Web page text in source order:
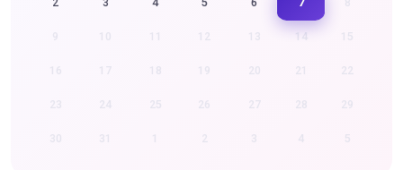
14 15
21 22
27 28 29
3 4 5